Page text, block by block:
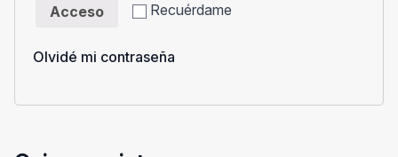
Recuérdame
Acceso
Olvidé mi contraseña